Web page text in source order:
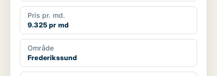
Pris pr. md.
9.325 pr md
Område
Frederikssund